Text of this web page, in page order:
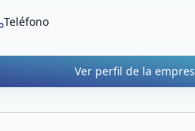
Teléfono
Ver perfil de la